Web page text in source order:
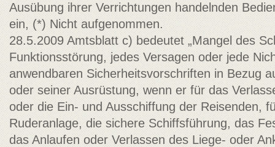
Ausübung ihrer Verrichtungen handelnden
ein, (*) Nicht aufgenommen.
28.5.2009 Amtsblatt c) bedeutet „Mangel des
Funktionsstörung, jedes Versagen oder jede
anwendbaren Sicherheitsvorschriften in Bezug
oder seiner Ausrüstung, wenn er für das
oder die Ein- und Ausschiffung der Reisenden,
Ruderanlage, die sichere Schiffsführung, das
das Anlaufen oder Verlassen des Liege- oder